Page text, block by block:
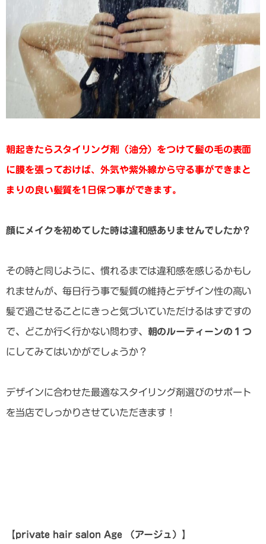
朝起きたらスタイリング剤（油分）をつけて髪の毛の表面
に膜を張っておけば、外気や紫外線から守る事ができまと
まりの良い髪質を1日保つ事ができます。
顔にメイクを初めてした時は違和感ありませんでしたか？
その時と同じように、慣れるまでは違和感を感じるかもし
れませんが、毎日行う事で髪質の維持とデザイン性の高い
髪で過ごせることにきっと気づいていただけるはずですの
で、どこか行く行かない問わず、 朝のルーティーンの１つ
にしてみてはいかがでしょうか？
デザインに合わせた最適なスタイリング剤選びのサポート
を当店でしっかりさせていただきます！
【private hair salon Age （アージュ） 】